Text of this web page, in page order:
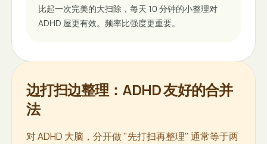
比起一次完美的大扫除，每天 10 分钟的小整理对
ADHD 屋更有效。频率比强度更重要。
边打扫边整理：ADHD 友好的合并
法
对 ADHD 大脑，分开做 "先打扫再整理" 通常等于两